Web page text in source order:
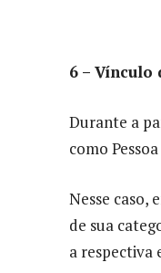
6 – Vínculo
Durante a
como
Nesse caso,
de sua
a respectiva